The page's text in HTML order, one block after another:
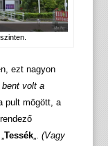
ezt nagyon
volt a
pult mögött, a
Tessék„. (Vagy